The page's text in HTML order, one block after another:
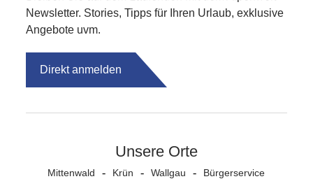
Newsletter. Stories, Tipps für Ihren Urlaub, exklusive
Angebote uvm.
Direkt anmelden
Unsere Orte
Mittenwald Krün Wallgau Bürgerservice